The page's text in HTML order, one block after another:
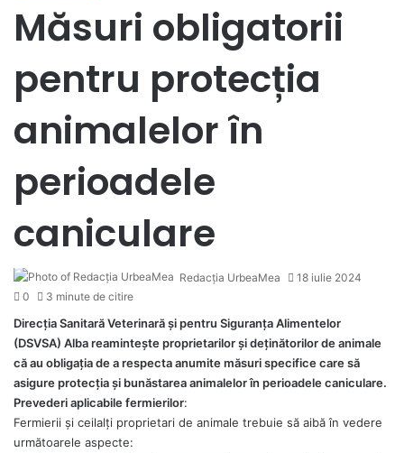
Măsuri obligatorii
pentru protecția
animalelor în
perioadele
caniculare
Redacția UrbeaMea
18 iulie 2024
0
3 minute de citire
Direcția Sanitară Veterinară și pentru Siguranța Alimentelor
(DSVSA) Alba reamintește proprietarilor și deținătorilor de animale
că au obligația de a respecta anumite măsuri specifice care să
asigure protecția și bunăstarea animalelor în perioadele caniculare.
Prevederi aplicabile fermierilor:
Fermierii şi ceilalţi proprietari de animale trebuie să aibă în vedere
următoarele aspecte: